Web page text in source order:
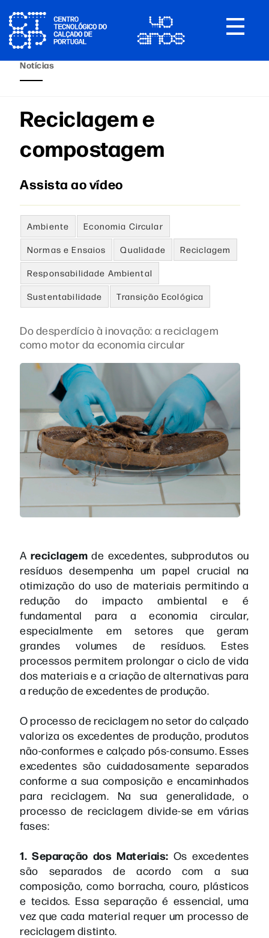
Toggle
Notícias
Reciclagem e
compostagem
Assista ao vídeo
Ambiente Economia Circular
Normas e Ensaios Qualidade Reciclagem
Responsabilidade Ambiental
Sustentabilidade Transição Ecológica
Do desperdício à inovação: a reciclagem
como motor da economia circular
A reciclagemde excedentes, subprodutos ou
resíduos desempenha um papel crucial na
otimização do uso de materiais permitindo a
redução do impacto ambiental e é
fundamental para a economia circular,
especialmente em setores que geram
grandes volumes de resíduos. Estes
processos permitem prolongar o ciclo de vida
dos materiais e a criação de alternativas para
a redução de excedentes de produção.
O processo de reciclagem no setor do calçado
valoriza os excedentes de produção, produtos
não-conformes e calçado pós-consumo. Esses
excedentes são cuidadosamente separados
conforme a sua composição e encaminhados
para reciclagem. Na sua generalidade, o
processo de reciclagem divide-se em várias
fases:
1. Separação dos Materiais: Os excedentes
são separados de acordo com a sua
composição, como borracha, couro, plásticos
e tecidos. Essa separação é essencial, uma
vez que cada material requer um processo de
reciclagem distinto.